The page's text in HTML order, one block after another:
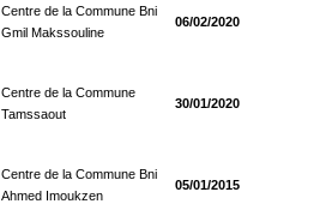
Centre de la Commune Bni
Gmil Makssouline
06/02/2020
Centre de la Commune
Tamssaout
30/01/2020
Centre de la Commune Bni
Ahmed Imoukzen
05/01/2015